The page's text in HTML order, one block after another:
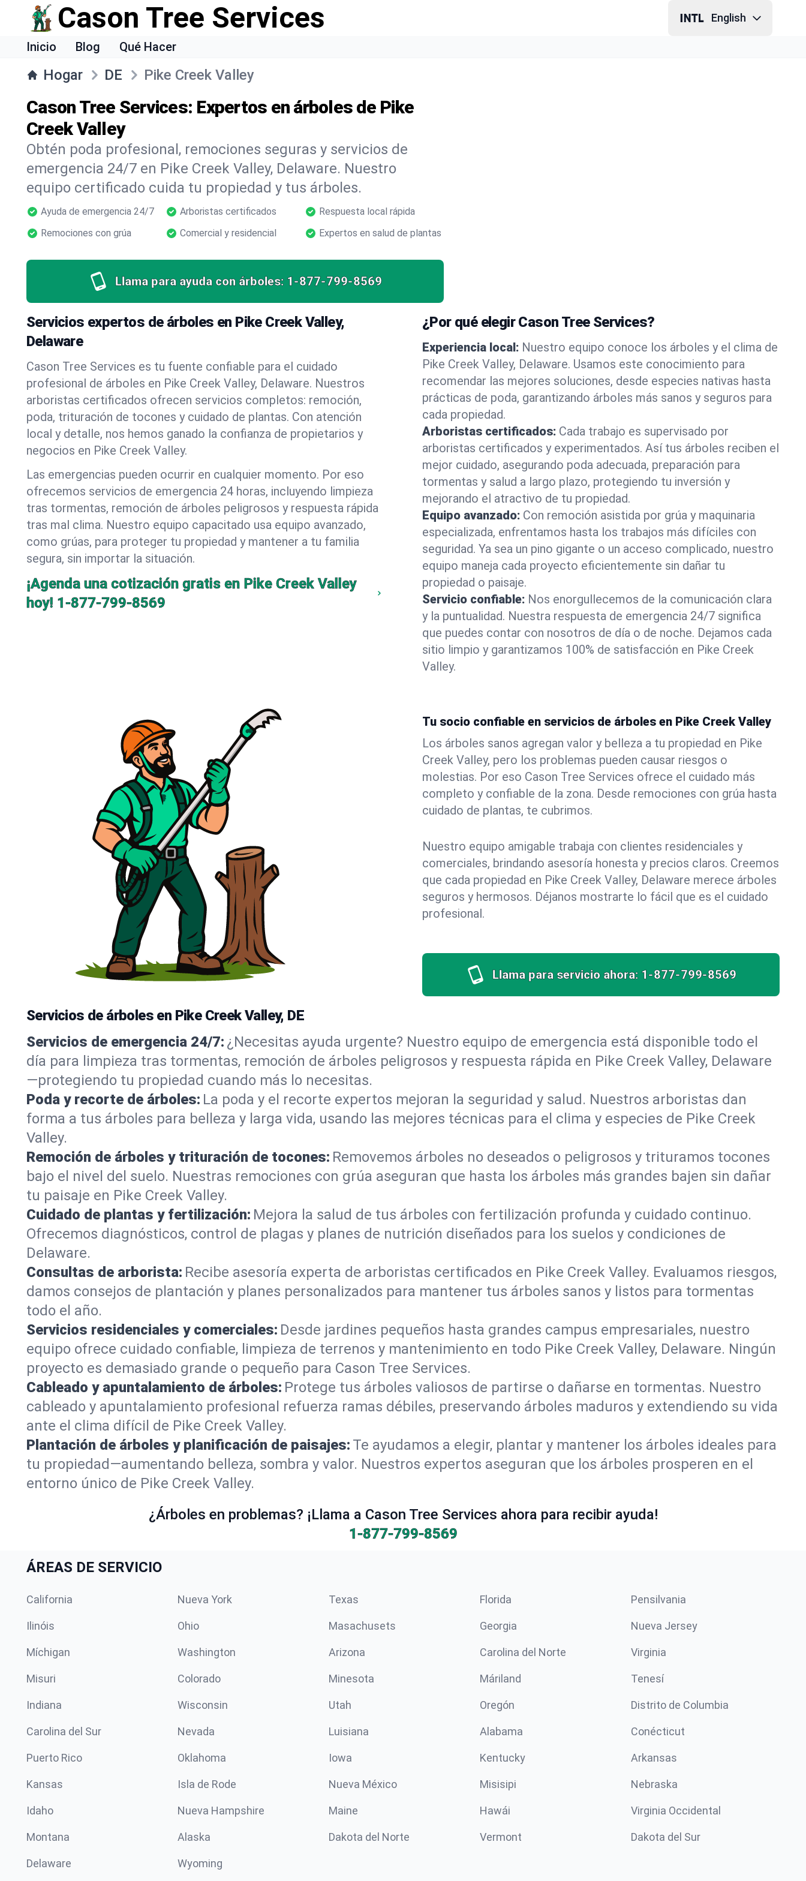
Cason Tree Services English
Inicio Blog Qué Hacer
Hogar DE Pike Creek Valley
Cason Tree Services: Expertos en árboles de Pike
Creek Valley
Obtén poda profesional, remociones seguras y servicios de
emergencia 24/7 en Pike Creek Valley, Delaware. Nuestro
equipo certificado cuida tu propiedad y tus árboles.
Ayuda de emergencia 24/7 Arboristas certificados
Respuesta local rápida
Remociones con grúa
Comercial y residencial Expertos en salud de plantas
Llama para ayuda con árboles: 1-877-799-8569
Servicios expertos de árboles en Pike Creek Valley,
Delaware
Cason Tree Services es tu fuente confiable para el cuidado
profesional de árboles en Pike Creek Valley, Delaware. Nuestros
arboristas certificados ofrecen servicios completos: remoción,
poda, trituración de tocones y cuidado de plantas. Con atención
local y detalle, nos hemos ganado la confianza de propietarios y
negocios en Pike Creek Valley.
Las emergencias pueden ocurrir en cualquier momento. Por eso
ofrecemos servicios de emergencia 24 horas, incluyendo limpieza
tras tormentas, remoción de árboles peligrosos y respuesta rápida
tras mal clima. Nuestro equipo capacitado usa equipo avanzado,
como grúas, para proteger tu propiedad y mantener a tu familia
segura, sin importar la situación.
¡Agenda una cotización gratis en Pike Creek Valley
hoy! 1-877-799-8569
¿Por qué elegir Cason Tree Services?
Experiencia local: Nuestro equipo conoce los árboles y el clima de
Pike Creek Valley, Delaware. Usamos este conocimiento para
recomendar las mejores soluciones, desde especies nativas hasta
prácticas de poda, garantizando árboles más sanos y seguros para
cada propiedad.
Arboristas certificados: Cada trabajo es supervisado por
arboristas certificados y experimentados. Así tus árboles reciben el
mejor cuidado, asegurando poda adecuada, preparación para
tormentas y salud a largo plazo, protegiendo tu inversión y
mejorando el atractivo de tu propiedad.
Equipo avanzado: Con remoción asistida por grúa y maquinaria
especializada, enfrentamos hasta los trabajos más difíciles con
seguridad. Ya sea un pino gigante o un acceso complicado, nuestro
equipo maneja cada proyecto eficientemente sin dañar tu
propiedad o paisaje.
Servicio confiable: Nos enorgullecemos de la comunicación clara
y la puntualidad. Nuestra respuesta de emergencia 24/7 significa
que puedes contar con nosotros de día o de noche. Dejamos cada
sitio limpio y garantizamos 100% de satisfacción en Pike Creek
Valley.
Tu socio confiable en servicios de árboles en Pike Creek Valley
Los árboles sanos agregan valor y belleza a tu propiedad en Pike
Creek Valley, pero los problemas pueden causar riesgos o
molestias. Por eso Cason Tree Services ofrece el cuidado más
completo y confiable de la zona. Desde remociones con grúa hasta
cuidado de plantas, te cubrimos.
Nuestro equipo amigable trabaja con clientes residenciales y
comerciales, brindando asesoría honesta y precios claros. Creemos
que cada propiedad en Pike Creek Valley, Delaware merece árboles
seguros y hermosos. Déjanos mostrarte lo fácil que es el cuidado
profesional.
Llama para servicio ahora: 1-877-799-8569
Servicios de árboles en Pike Creek Valley, DE
Servicios de emergencia 24/7: ¿Necesitas ayuda urgente? Nuestro equipo de emergencia está disponible todo el
día para limpieza tras tormentas, remoción de árboles peligrosos y respuesta rápida en Pike Creek Valley, Delaware
—protegiendo tu propiedad cuando más lo necesitas.
Poda y recorte de árboles: La poda y el recorte expertos mejoran la seguridad y salud. Nuestros arboristas dan
forma a tus árboles para belleza y larga vida, usando las mejores técnicas para el clima y especies de Pike Creek
Valley.
Remoción de árboles y trituración de tocones: Removemos árboles no deseados o peligrosos y trituramos tocones
bajo el nivel del suelo. Nuestras remociones con grúa aseguran que hasta los árboles más grandes bajen sin dañar
tu paisaje en Pike Creek Valley.
Cuidado de plantas y fertilización: Mejora la salud de tus árboles con fertilización profunda y cuidado continuo.
Ofrecemos diagnósticos, control de plagas y planes de nutrición diseñados para los suelos y condiciones de
Delaware.
Consultas de arborista: Recibe asesoría experta de arboristas certificados en Pike Creek Valley. Evaluamos riesgos,
damos consejos de plantación y planes personalizados para mantener tus árboles sanos y listos para tormentas
todo el año.
Servicios residenciales y comerciales: Desde jardines pequeños hasta grandes campus empresariales, nuestro
equipo ofrece cuidado confiable, limpieza de terrenos y mantenimiento en todo Pike Creek Valley, Delaware. Ningún
proyecto es demasiado grande o pequeño para Cason Tree Services.
Cableado y apuntalamiento de árboles: Protege tus árboles valiosos de partirse o dañarse en tormentas. Nuestro
cableado y apuntalamiento profesional refuerza ramas débiles, preservando árboles maduros y extendiendo su vida
ante el clima difícil de Pike Creek Valley.
Plantación de árboles y planificación de paisajes: Te ayudamos a elegir, plantar y mantener los árboles ideales para
tu propiedad—aumentando belleza, sombra y valor. Nuestros expertos aseguran que los árboles prosperen en el
entorno único de Pike Creek Valley.
¿Árboles en problemas? ¡Llama a Cason Tree Services ahora para recibir ayuda!
1-877-799-8569
ÁREAS DE SERVICIO
California Nueva York Texas Florida Pensilvania
Ilinóis Ohio Masachusets Georgia Nueva Jersey
Míchigan Washington Arizona Carolina del Norte Virginia
Misuri Colorado Minesota Máriland Tenesí
Indiana Wisconsin Utah Oregón Distrito de Columbia
Carolina del Sur Nevada Luisiana Alabama Conécticut
Puerto Rico Oklahoma Iowa Kentucky Arkansas
Kansas Isla de Rode Nueva México Misisipi Nebraska
Idaho Nueva Hampshire Maine Hawái Virginia Occidental
Montana Alaska Dakota del Norte Vermont Dakota del Sur
Delaware Wyoming